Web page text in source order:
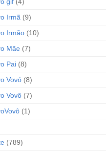
Irmã (9)
Irmão (10)
Mãe (7)
Pai (8)
Vovó (8)
Vovô (7)
(1)
(789)